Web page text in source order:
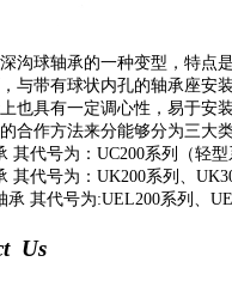
沟球轴承的一种变型，特点
与带有球状内孔的轴承座安
也具有一定调心性，易于安
合作方法来分能够分为三大类
其代号为：UC200系列（轻
其代号为：UK200系列、
其代号为:UEL200系列、
Us